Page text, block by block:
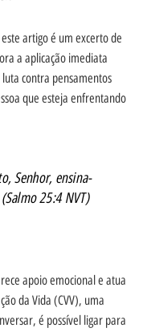
artigo é um excerto de
a aplicação imediata
contra pensamentos
que esteja enfrentando
Senhor, ensina-
25:4 NVT)
apoio emocional e atua
da Vida (CVV), uma
é possível ligar para